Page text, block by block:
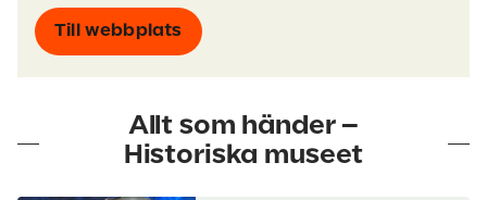
Till webbplats
Allt som händer –
Historiska museet